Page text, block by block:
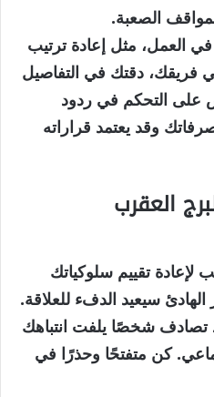
الصعبة.
في العمل، مثل إعادة ترتيب
فريقك، دقتك في التفاصيل
على التحكم في ردود
وقد يعتمد قراراته
العقرب
لإعادة تقييم سلوكياتك
سيعيد الدفء للعلاقة.
تصادف شخصًا يلفت انتباهك
كن متفتحًا وحذرًا في